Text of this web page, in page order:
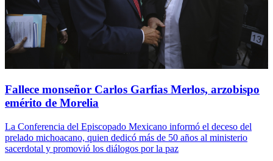
Fallece monseñor Carlos Garfias Merlos, arzobispo
emérito de Morelia
La Conferencia del Episcopado Mexicano informó el deceso del
prelado michoacano, quien dedicó más de 50 años al ministerio
sacerdotal y promovió los diálogos por la paz